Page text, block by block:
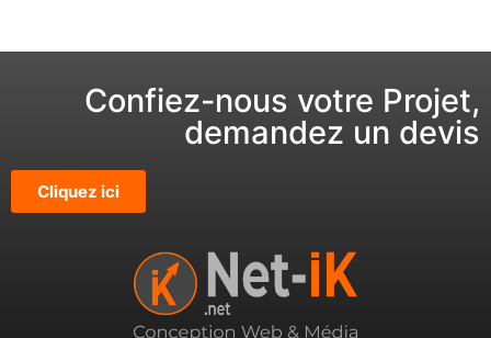
Confiez-nous votre Projet,
demandez un devis
Cliquez ici